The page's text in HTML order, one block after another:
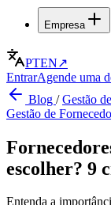
Empresa
PTEN↗
EntrarAgende uma
Blog /Gestão
Gestão de
escolher? 9
Entenda a